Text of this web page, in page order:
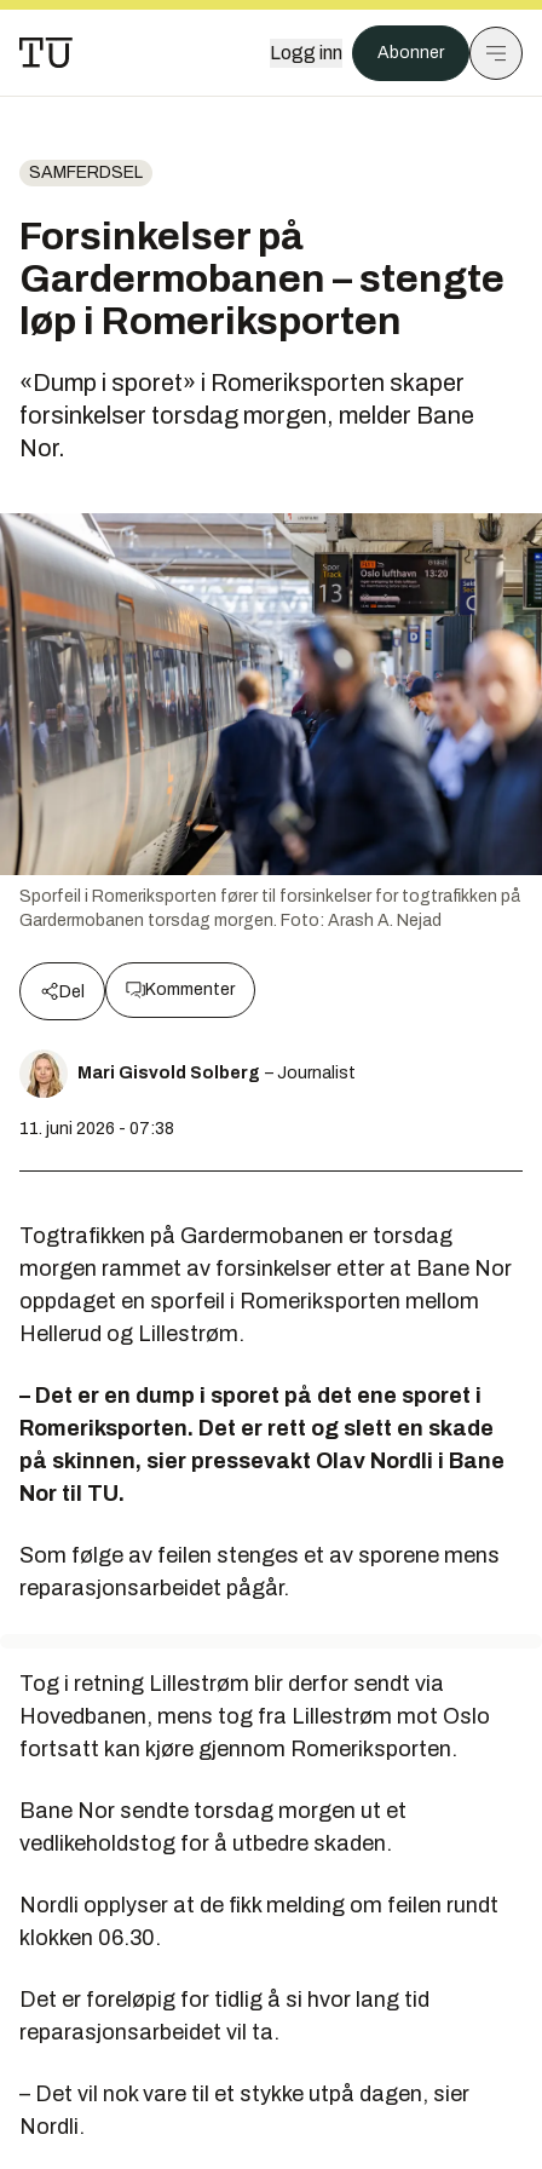
Logg inn Abonner
SAMFERDSEL
Forsinkelser på
Gardermobanen – stengte
løp i Romeriksporten
«Dump i sporet» i Romeriksporten skaper
forsinkelser torsdag morgen, melder Bane
Nor.
Sporfeil i Romeriksporten fører til forsinkelser for togtrafikken på
Gardermobanen torsdag morgen. Foto: Arash A. Nejad
Del Kommenter
Mari Gisvold Solberg – Journalist
11. juni 2026 - 07:38
Togtrafikken på Gardermobanen er torsdag
morgen rammet av forsinkelser etter at Bane Nor
oppdaget en sporfeil i Romeriksporten mellom
Hellerud og Lillestrøm.
– Det er en dump i sporet på det ene sporet i
Romeriksporten. Det er rett og slett en skade
på skinnen, sier pressevakt Olav Nordli i Bane
Nor til TU.
Som følge av feilen stenges et av sporene mens
reparasjonsarbeidet pågår.
Tog i retning Lillestrøm blir derfor sendt via
Hovedbanen, mens tog fra Lillestrøm mot Oslo
fortsatt kan kjøre gjennom Romeriksporten.
Bane Nor sendte torsdag morgen ut et
vedlikeholdstog for å utbedre skaden.
Nordli opplyser at de fikk melding om feilen rundt
klokken 06.30.
Det er foreløpig for tidlig å si hvor lang tid
reparasjonsarbeidet vil ta.
– Det vil nok vare til et stykke utpå dagen, sier
Nordli.